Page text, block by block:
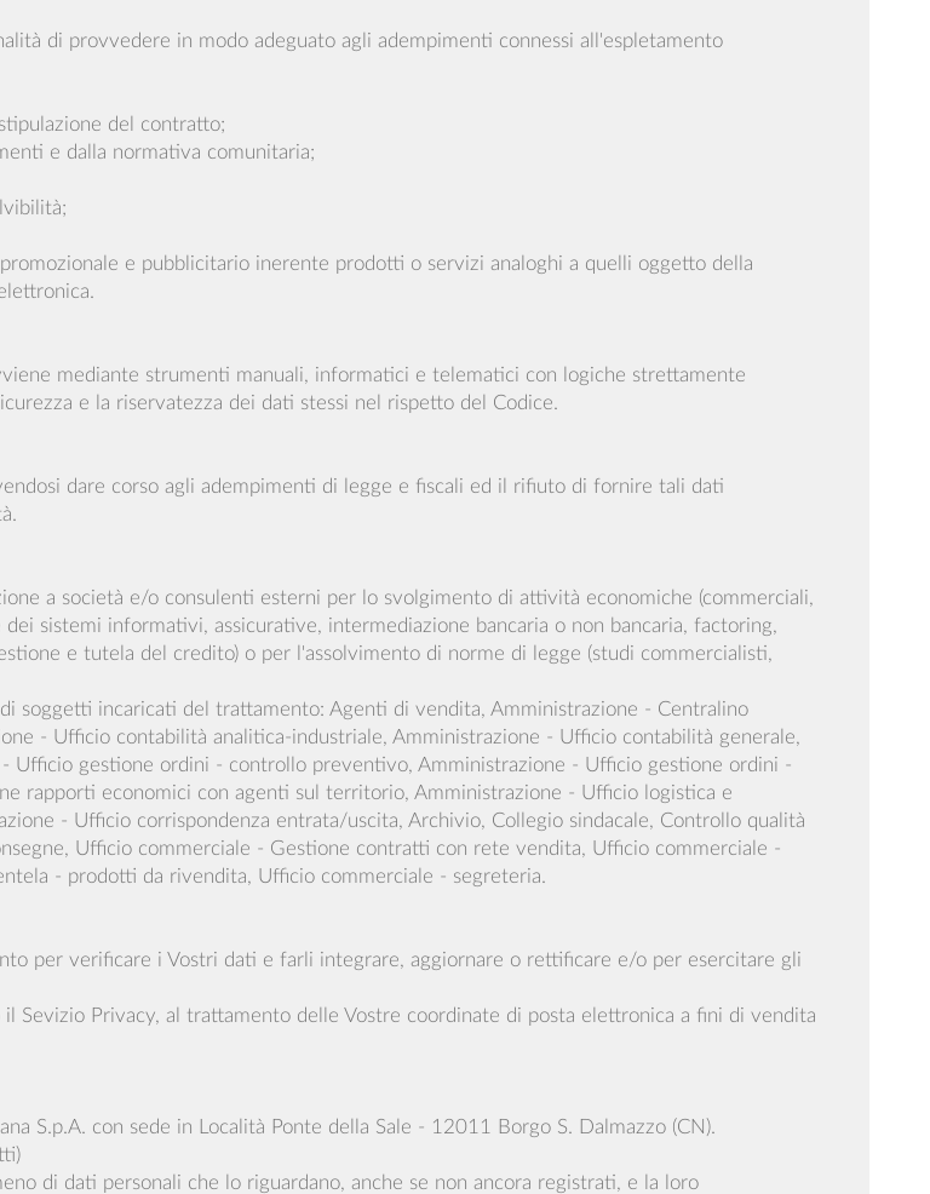
di provvedere in modo adeguato agli adempimenti connessi all'espletamento
del contratto;
e dalla normativa comunitaria;
e pubblicitario inerente prodotti o servizi analoghi a quelli oggetto della
mediante strumenti manuali, informatici e telematici con logiche strettamente
e la riservatezza dei dati stessi nel rispetto del Codice.
dare corso agli adempimenti di legge e fiscali ed il rifiuto di fornire tali dati
a società e/o consulenti esterni per lo svolgimento di attività economiche (commerciali,
sistemi informativi, assicurative, intermediazione bancaria o non bancaria, factoring,
e tutela del credito) o per l'assolvimento di norme di legge (studi commercialisti,
soggetti incaricati del trattamento: Agenti di vendita, Amministrazione - Centralino
- Ufficio contabilità analitica-industriale, Amministrazione - Ufficio contabilità generale,
Ufficio gestione ordini - controllo preventivo, Amministrazione - Ufficio gestione ordini -
rapporti economici con agenti sul territorio, Amministrazione - Ufficio logistica e
- Ufficio corrispondenza entrata/uscita, Archivio, Collegio sindacale, Controllo qualità
Ufficio commerciale - Gestione contratti con rete vendita, Ufficio commerciale -
- prodotti da rivendita, Ufficio commerciale - segreteria.
per verificare i Vostri dati e farli integrare, aggiornare o rettificare e/o per esercitare gli
Sevizio Privacy, al trattamento delle Vostre coordinate di posta elettronica a fini di vendita
S.p.A. con sede in Località Ponte della Sale - 12011 Borgo S. Dalmazzo (CN).
di dati personali che lo riguardano, anche se non ancora registrati, e la loro